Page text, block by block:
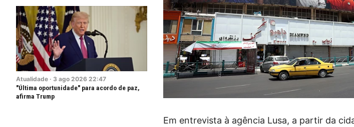
Atualidade · 3 ago 2026 22:47
"Última oportunidade" para acordo de paz,
afirma Trump
Em entrevista à agência Lusa, a partir da